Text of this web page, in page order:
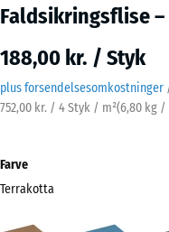
Faldsikringsflise –
188,00 kr. / Styk
plus forsendelsesomkostninger
752,00 kr. / 4 Styk / m²(6,80 kg /
Farve
Terrakotta